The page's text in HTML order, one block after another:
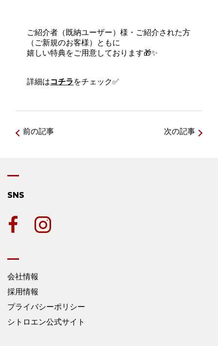
ご紹介者（既納ユーザー）様・ご紹介された方
（ご新規のお客様）ともに
嬉しい特典をご用意しております🎁✨
詳細はコチラ をチェック✅
前の記事 次の記事
SNS
会社情報
採用情報
プライバシーポリシー
シトロエン公式サイト